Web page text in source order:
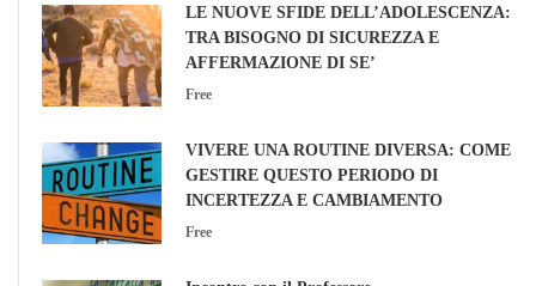
LE NUOVE SFIDE DELL’ADOLESCENZA:
TRA BISOGNO DI SICUREZZA E
AFFERMAZIONE DI SE’
Free
VIVERE UNA ROUTINE DIVERSA: COME
GESTIRE QUESTO PERIODO DI
INCERTEZZA E CAMBIAMENTO
Free